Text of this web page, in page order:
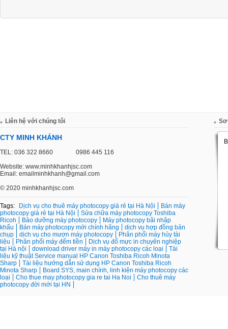
Liên hệ với chúng tôi
CTY MINH KHÁNH
TEL: 036 322 8660 0986 445 116
Website: www.minhkhanhjsc.com
Email: emailminhkhanh@gmail.com
© 2020 minhkhanhjsc.com
Tags: Dịch vụ cho thuê máy photocopy giá rẻ tại Hà Nội
Bán máy
photocopy giá rẻ tại Hà Nội
Sửa chữa máy photocopy Toshiba
Ricoh
Bảo dưỡng máy photocopy
Máy photocopy bãi nhập
khẩu
Bán máy photocopy mới chính hãng
dịch vụ hợp đồng bản
chụp
dịch vụ cho mượn máy photocopy
Phân phối máy hủy tài
liệu
Phân phối máy đếm tiền
Dịch vụ đổ mực in chuyên nghiệp
tại Hà nội
download driver máy in máy photocopy các loại
Tài
liệu kỹ thuật Service manual HP Canon Toshiba Ricoh Minota
Sharp
Tài liệu hướng dẫn sử dụng HP Canon Toshiba Ricoh
Minota Sharp
Board SYS, main chính, linh kiện máy photocopy các
loại
Cho thue may photocopy gia re tai Ha Noi
Cho thuê máy
photocopy đời mới tại HN